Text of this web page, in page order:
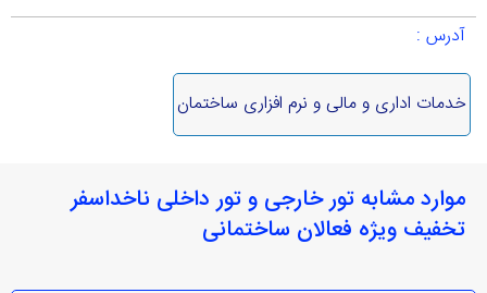
آدرس :
خدمات اداری و مالی و نرم افزاری ساختمان
موارد مشابه تور خارجی و تور داخلی ناخداسفر
تخفیف ویژه فعالان ساختمانی